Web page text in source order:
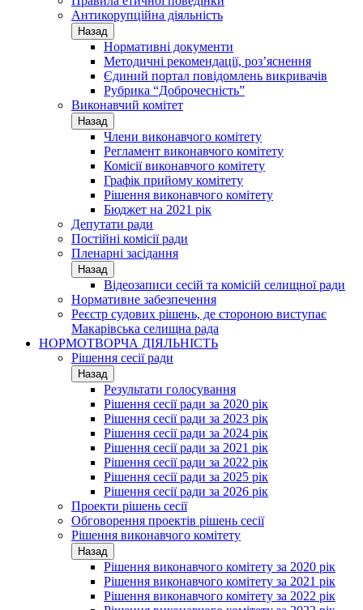
Антикорупційна діяльність
Назад
Нормативні документи
Методичні рекомендації, роз’яснення
Єдиний портал повідомлень викривачів
Рубрика “Доброчесність”
Виконавчий комітет
Назад
Члени виконавчого комітету
Регламент виконавчого комітету
Комісії виконавчого комітету
Графік прийому комітету
Рішення виконавчого комітету
Бюджет на 2021 рік
Депутати ради
Постійні комісії ради
Пленарні засідання
Назад
Відеозаписи сесій та комісій селищної ради
Нормативне забезпечення
Реєстр судових рішень, де стороною виступає
Макарівська селищна рада
НОРМОТВОРЧА ДІЯЛЬНІСТЬ
Рішення сесії ради
Назад
Результати голосування
Рішення сесії ради за 2020 рік
Рішення сесії ради за 2023 рік
Рішення сесії ради за 2024 рік
Рішення сесії ради за 2021 рік
Рішення сесії ради за 2022 рік
Рішення сесії ради за 2025 рік
Рішення сесії ради за 2026 рік
Проекти рішень сесії
Обговорення проектів рішень сесії
Рішення виконавчого комітету
Назад
Рішення виконавчого комітету за 2020 рік
Рішення виконавчого комітету за 2021 рік
Рішення виконавчого комітету за 2022 рік